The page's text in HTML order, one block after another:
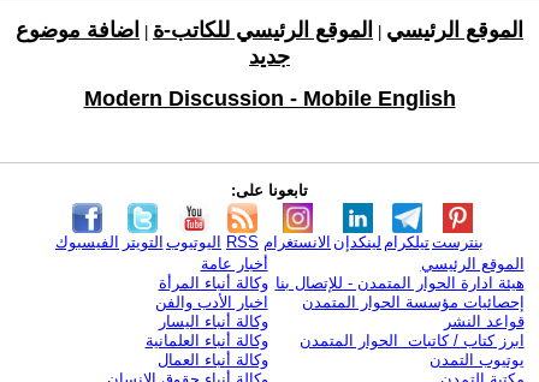
الموقع الرئيسي الموقع الرئيسي للكاتب-ة
اضافة موضوع
جديد
Modern Discussion - Mobile English
تابعونا على:
الفيسبوك التويتر اليوتيوب RSS الانستغرام لينكدإن تيلكرامبنترست
الموقع الرئيسي
هيئة ادارة الحوار المتمدن - للإتصال بنا
إحصائيات مؤسسة الحوار المتمدن
قواعد النشر
ابرز كتاب / كاتبات الحوار المتمدن
يوتيوب التمدن
أخبار عامة
وكالة أنباء المرأة
اخبار الأدب والفن
وكالة أنباء اليسار
وكالة أنباء العلمانية
وكالة أنباء العمال